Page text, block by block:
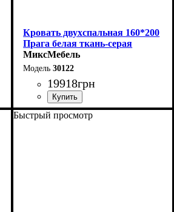
Кровать двухспальная 160*200
Прага белая ткань-серая
Серия-Элит
МиксМебель
30122
19918грн
Быстрый просмотр